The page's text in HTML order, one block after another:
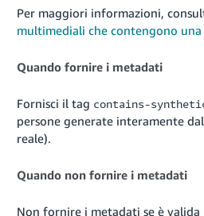
Español
- ES
Per maggiori informazioni,
multimediali che contengono una
Quando fornire i metadati
Fornisci il tag contains-
persone generate interamente
reale).
Quando non fornire i metadati
Non fornire i metadati se è